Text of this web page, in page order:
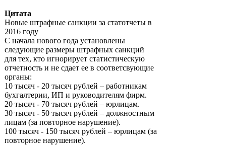
Цитата
Новые штрафные санкции за статотчеты в
2016 году
С начала нового года установлены
следующие размеры штрафных санкций
для тех, кто игнорирует статистическую
отчетность и не сдает ее в соответсвующие
органы:
10 тысяч - 20 тысяч рублей – работникам
бухгалтерии, ИП и руководителям фирм.
20 тысяч - 70 тысяч рублей – юрлицам.
30 тысяч - 50 тысяч рублей – должностным
лицам (за повторное нарушение).
100 тысяч - 150 тысяч рублей – юрлицам (за
повторное нарушение).